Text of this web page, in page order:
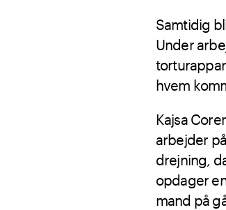
Samtidig
Under
hvem
Kajsa
arbejder
drejning,
opdager
mand på